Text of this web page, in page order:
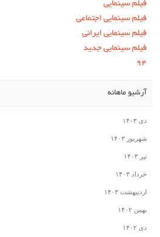
فیلم سینمایی
فیلم سینمایی اجتماعی
فیلم سینمایی ایرانی
فیلم سینمایی جدید
۹۴
آرشیو ماهانه
دی ۱۴۰۳
شهریور ۱۴۰۳
تیر ۱۴۰۳
خرداد ۱۴۰۳
اردیبهشت ۱۴۰۳
بهمن ۱۴۰۲
دی ۱۴۰۲